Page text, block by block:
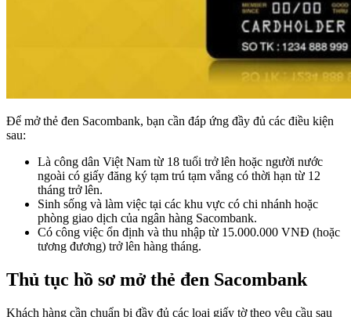
Để mở thẻ đen Sacombank, bạn cần đáp ứng đầy đủ các điều kiện
sau:
Là công dân Việt Nam từ 18 tuổi trở lên hoặc người nước
ngoài có giấy đăng ký tạm trú tạm vắng có thời hạn từ 12
tháng trở lên.
Sinh sống và làm việc tại các khu vực có chi nhánh hoặc
phòng giao dịch của ngân hàng Sacombank.
Có công việc ổn định và thu nhập từ 15.000.000 VNĐ (hoặc
tương đương) trở lên hàng tháng.
Thủ tục hồ sơ mở thẻ đen Sacombank
Khách hàng cần chuẩn bị đầy đủ các loại giấy tờ theo yêu cầu sau